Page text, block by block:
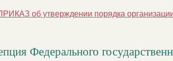
об утверждении порядка
Федерального